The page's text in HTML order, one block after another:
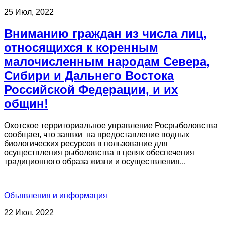
25 Июл, 2022
Вниманию граждан из числа лиц,
относящихся к коренным
малочисленным народам Севера,
Сибири и Дальнего Востока
Российской Федерации, и их
общин!
Охотское территориальное управление Росрыболовства
сообщает, что заявки на предоставление водных
биологических ресурсов в пользование для
осуществления рыболовства в целях обеспечения
традиционного образа жизни и осуществления...
Объявления и информация
22 Июл, 2022